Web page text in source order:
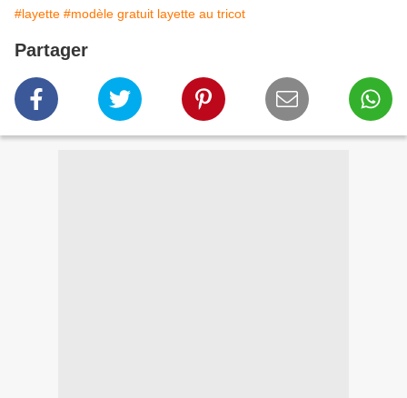
#layette #modèle gratuit layette au tricot
Partager